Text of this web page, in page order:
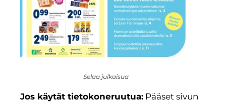
Selaa julkaisua
Jos käytät tietokoneruutua: Pääset sivun